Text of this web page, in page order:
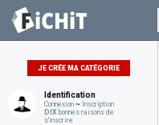
JE CRÉE MA CATÉGORIE
Identification
Connexion ~ Inscription
DIX bonnes raisons de
s'inscrire